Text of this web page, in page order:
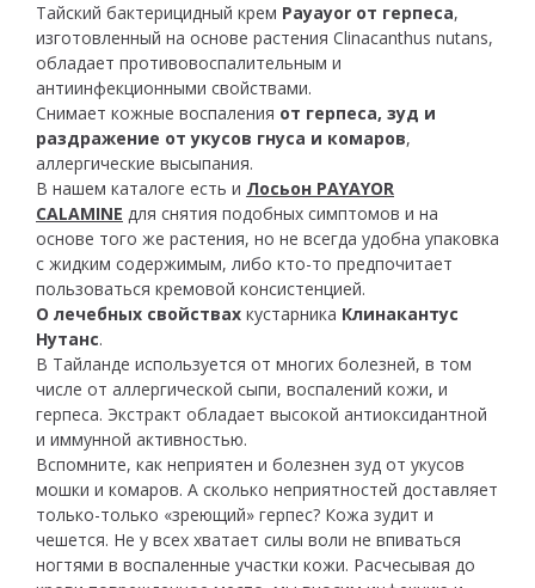
Тайский бактерицидный крем Payayor от герпеса,
изготовленный на основе растения Clinacanthus nutans,
обладает противовоспалительным и
антиинфекционными свойствами.
Снимает кожные воспаления от герпеса, зуд и
раздражение от укусов гнуса и комаров,
аллергические высыпания.
В нашем каталоге есть и Лосьон PAYAYOR
CALAMINE для снятия подобных симптомов и на
основе того же растения, но не всегда удобна упаковка
с жидким содержимым, либо кто-то предпочитает
пользоваться кремовой консистенцией.
O лечебных свойствах кустарника Клинакантус
Нутанс.
В Тайланде используется от многих болезней, в том
числе от аллергической сыпи, воспалений кожи, и
герпеса. Экстракт обладает высокой антиоксидантной
и иммунной активностью.
Вспомните, как неприятен и болезнен зуд от укусов
мошки и комаров. А сколько неприятностей доставляет
только-только «зреющий» герпес? Кожа зудит и
чешется. Не у всех хватает силы воли не впиваться
ногтями в воспаленные участки кожи. Расчесывая до